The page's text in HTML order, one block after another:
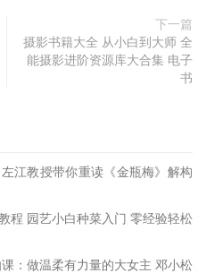
下一篇
摄影书籍大全 从小白到大师 全
能摄影进阶资源库大合集 电子
书
江教授带你重读《金瓶梅》解构
程 园艺小白种菜入门 零经验轻松
：做温柔有力量的大女主 邓小松